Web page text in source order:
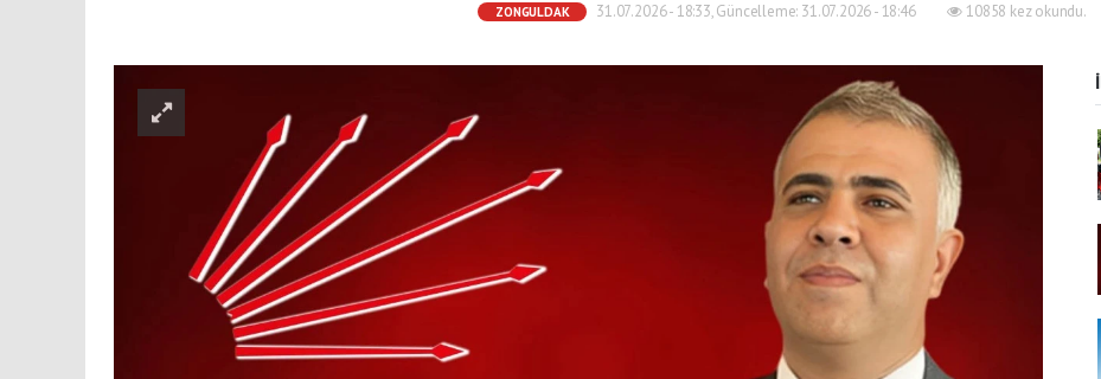
ZONGULDAK 31.07.2026 - 18:33, Güncelleme: 31.07.2026 - 18:46 10858 kez okundu.